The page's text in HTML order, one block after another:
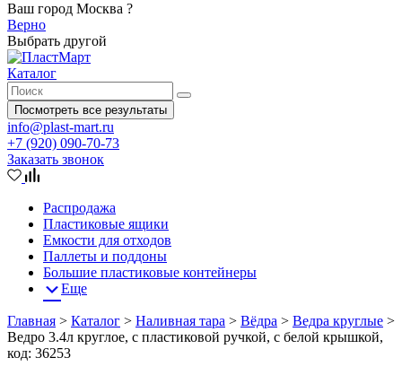
Ваш город Москва ?
Верно
Выбрать другой
Каталог
Посмотреть все результаты
info@plast-mart.ru
+7 (920) 090-70-73
Заказать звонок
Распродажа
Пластиковые ящики
Емкости для отходов
Паллеты и поддоны
Большие пластиковые контейнеры
Еще
Главная > Каталог > Наливная тара > Вёдра > Ведра круглые >
Ведро 3.4л круглое, с пластиковой ручкой, с белой крышкой,
код: 36253